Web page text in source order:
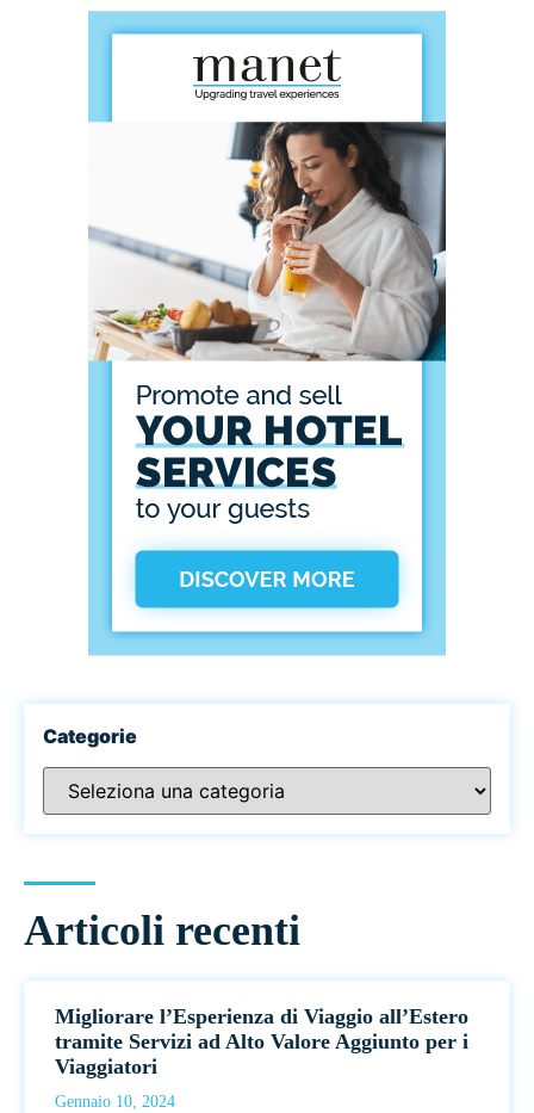
Categorie
Articoli recenti
Migliorare l’Esperienza di Viaggio all’Estero
tramite Servizi ad Alto Valore Aggiunto per i
Viaggiatori
Gennaio 10, 2024